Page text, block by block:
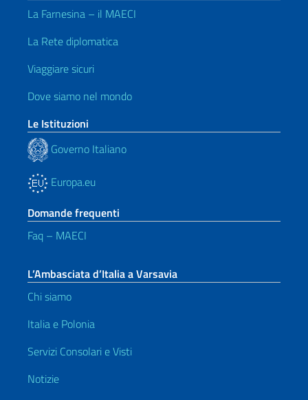
La Farnesina – il MAECI
La Rete diplomatica
Viaggiare sicuri
Dove siamo nel mondo
Le Istituzioni
Governo Italiano
Europa.eu
Domande frequenti
Faq – MAECI
L’Ambasciata d’Italia a Varsavia
Chi siamo
Italia e Polonia
Servizi Consolari e Visti
Notizie